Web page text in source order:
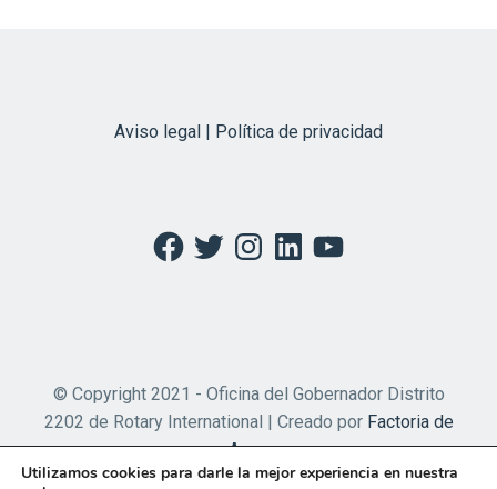
Aviso legal | Política de privacidad
Facebook
TwitterInstagramLinkedInYouTube
© Copyright 2021 - Oficina del Gobernador Distrito
2202 de Rotary International | Creado por Factoria de
Apps
Utilizamos cookies para darle la mejor experiencia en nuestra